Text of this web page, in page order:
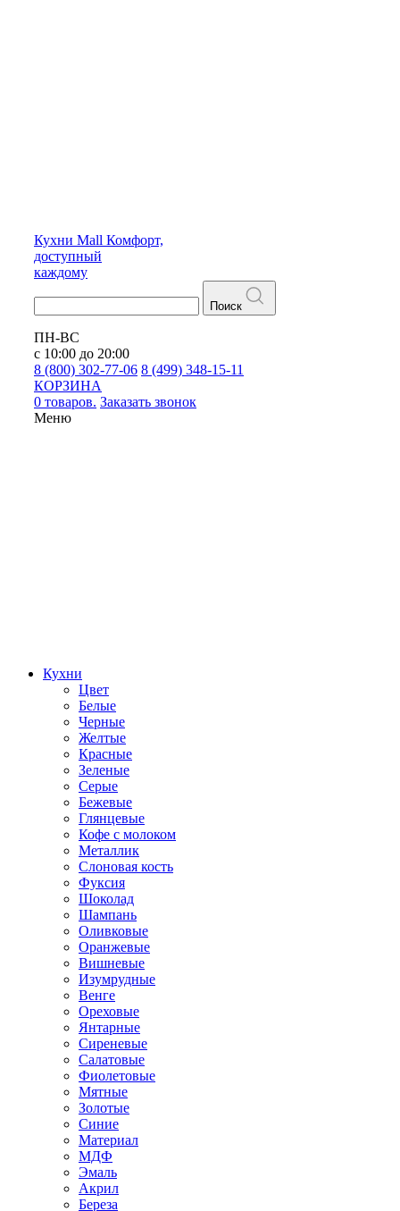
Кухни Mall Комфорт,
доступный
каждому
Поиск
ПН-ВС
с 10:00 до 20:00
8 (800) 302-77-06 8 (499) 348-15-11
КОРЗИНА
0 товаров. Заказать звонок
Меню
Кухни
Цвет
Белые
Черные
Желтые
Красные
Зеленые
Серые
Бежевые
Глянцевые
Кофе с молоком
Металлик
Слоновая кость
Фуксия
Шоколад
Шампань
Оливковые
Оранжевые
Вишневые
Изумрудные
Венге
Ореховые
Янтарные
Сиреневые
Салатовые
Фиолетовые
Мятные
Золотые
Синие
Материал
МДФ
Эмаль
Акрил
Береза